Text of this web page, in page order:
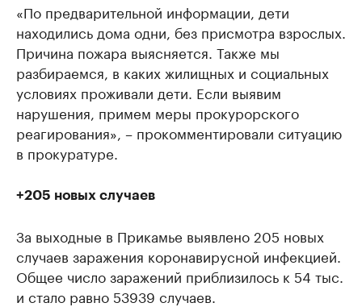
«По предварительной информации, дети
находились дома одни, без присмотра взрослых.
Причина пожара выясняется. Также мы
разбираемся, в каких жилищных и социальных
условиях проживали дети. Если выявим
нарушения, примем меры прокурорского
реагирования», – прокомментировали ситуацию
в прокуратуре.
+205 новых случаев
За выходные в Прикамье выявлено 205 новых
случаев заражения коронавирусной инфекцией.
Общее число заражений приблизилось к 54 тыс.
и стало равно 53939 случаев.